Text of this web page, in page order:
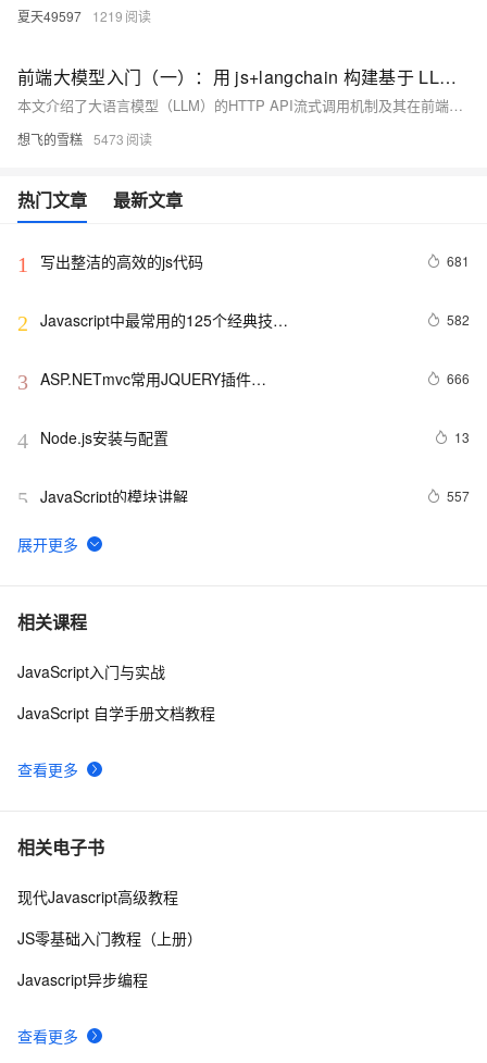
夏天49597 1219
前端大模型入门（一）：用 js+langchain 构建基于 LLM 的应用
本文介绍了大语言模型（LLM）的HTTP API流式调用机制及其在前端的实现方法。通过流式调用，服务器可以逐步发送生成的文本内容，前端则实时处理并展示这些数据块，从而提升用户体验和实时性。文章详细讲解了如何使用`fetch`发起流式请求、处理响应流数据、逐步更新界面、处理中断和错误，以及优化用户交互。流式调用特别适用于聊天机器人、搜索建议等应用场景，能够显著减少用户的等待时间，增强交互性。
想飞的雪糕 5473
热门文章 最新文章
1 写出整洁的高效的js代码 681
2 Javascript中最常用的125个经典技… 582
3 ASP.NETmvc常用JQUERY插件
666
4 Node.js安装与配置 13
5 JavaScript的模块讲解 557
6 ArcGIS JavaScript在线编辑
7 在VS2010里可以给JS函数添加代码提示\注释
8 Visual Studio正式支持jQuery JavaScript程式库
相关课程
查看更多
JavaScript入门与实战
JavaScript 自学手册文档教程
相关电子书
查看更多
现代Javascript高级教程
JS零基础入门教程（上册）
Javascript异步编程